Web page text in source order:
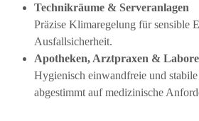
Technikräume & Serveranlagen
Präzise Klimaregelung für sensible
Ausfallsicherheit.
Apotheken, Arztpraxen & Labore
Hygienisch einwandfreie und
abgestimmt auf medizinische